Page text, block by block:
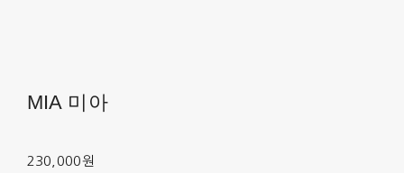
MIA 미아
230,000원